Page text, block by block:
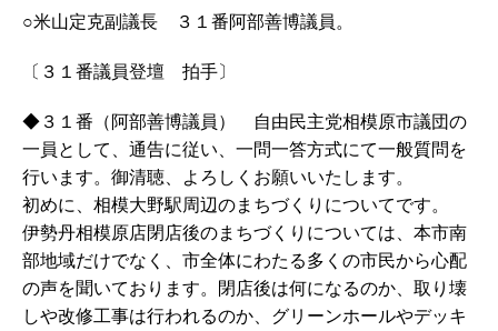
○米山定克副議長 ３１番阿部善博議員。
〔３１番議員登壇 拍手〕
◆３１番（阿部善博議員） 自由民主党相模原市議団の
一員として、通告に従い、一問一答方式にて一般質問を
行います。御清聴、よろしくお願いいたします。
初めに、相模大野駅周辺のまちづくりについてです。
伊勢丹相模原店閉店後のまちづくりについては、本市南
部地域だけでなく、市全体にわたる多くの市民から心配
の声を聞いております。閉店後は何になるのか、取り壊
しや改修工事は行われるのか、グリーンホールやデッキ